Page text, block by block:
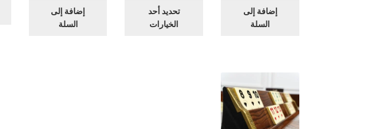
إضافة إلى
السلة
تحديد أحد
الخيارات
إضافة إلى
السلة